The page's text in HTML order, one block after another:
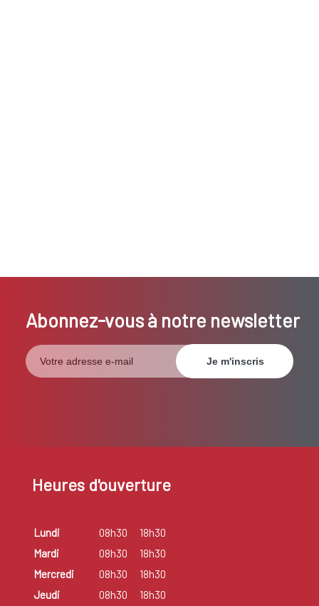
Abonnez-vous à notre newsletter
Heures d'ouverture
Lundi 08h30
18h30
Mardi
08h30
18h30
Mercredi
08h30
18h30
Jeudi
08h30
18h30